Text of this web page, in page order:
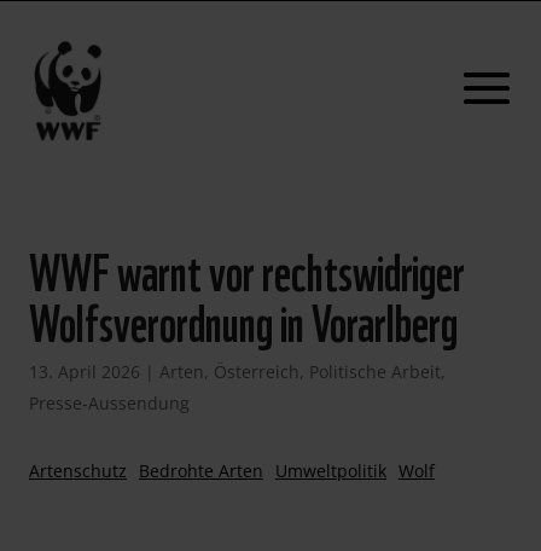
WWF warnt vor rechtswidriger
Wolfsverordnung in Vorarlberg
13. April 2026 | Arten, Österreich, Politische Arbeit,
Presse-Aussendung
Artenschutz Bedrohte Arten Umweltpolitik Wolf